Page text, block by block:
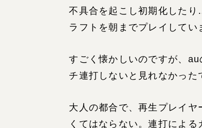
不具合を起こし初期化した
ラフトを朝までプレイしてい
すごく懐かしいのですが、
チ連打しないと見れなかった
大人の都合で、再生プレイ
くてはならない。連打による